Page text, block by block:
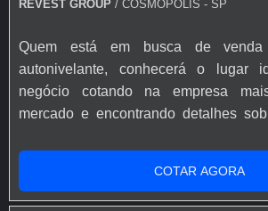
REVEST GROUP / COSMÓPOLIS - SP
Quem está em busca de
autonivelante, conhecerá o lugar
negócio cotando na empresa
mercado e encontrando detalhes
produto deve ser adquirido
especializadas. Esse tipo de cuidado
qualidade e durabilidade dos
COTAR AGORA